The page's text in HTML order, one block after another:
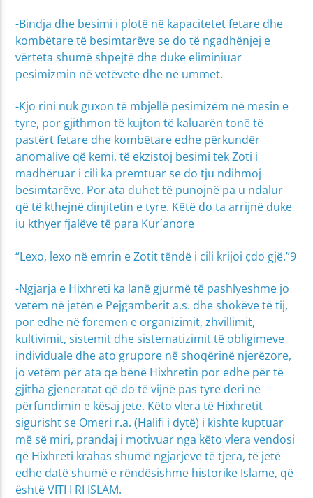
-Bindja dhe besimi i plotë në kapacitetet fetare dhe
kombëtare të besimtarëve se do të ngadhënjej e
vërteta shumë shpejtë dhe duke eliminiuar
pesimizmin në vetëvete dhe në ummet.
-Kjo rini nuk guxon të mbjellë pesimizëm në mesin e
tyre, por gjithmon të kujton të kaluarën tonë të
pastërt fetare dhe kombëtare edhe përkundër
anomalive që kemi, të ekzistoj besimi tek Zoti i
madhëruar i cili ka premtuar se do tju ndihmoj
besimtarëve. Por ata duhet të punojnë pa u ndalur
që të kthejnë dinjitetin e tyre. Këtë do ta arrijnë duke
iu kthyer fjalëve të para Kur´anore
“Lexo, lexo në emrin e Zotit tëndë i cili krijoi çdo gjë.”9
-Ngjarja e Hixhreti ka lanë gjurmë të pashlyeshme jo
vetëm në jetën e Pejgamberit a.s. dhe shokëve të tij,
por edhe në foremen e organizimit, zhvillimit,
kultivimit, sistemit dhe sistematizimit të obligimeve
individuale dhe ato grupore në shoqërinë njerëzore,
jo vetëm për ata qe bënë Hixhretin por edhe për të
gjitha gjeneratat që do të vijnë pas tyre deri në
përfundimin e kësaj jete. Këto vlera të Hixhretit
sigurisht se Omeri r.a. (Halifi i dytë) i kishte kuptuar
më së miri, prandaj i motivuar nga këto vlera vendosi
që Hixhreti krahas shumë ngjarjeve të tjera, të jetë
edhe datë shumë e rëndësishme historike Islame, që
është VITI I RI ISLAM.